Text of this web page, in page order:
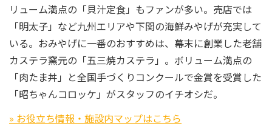
リューム満点の「貝汁定食」もファンが多い。売店では
「明太子」など九州エリアや下関の海鮮みやげが充実して
いる。おみやげに一番のおすすめは、幕末に創業した老舗
カステラ窯元の「五三焼カステラ」。ボリューム満点の
「肉たま丼」と全国手づくりコンクールで金賞を受賞した
「昭ちゃんコロッケ」がスタッフのイチオシだ。
» お役立ち情報・施設内マップはこちら